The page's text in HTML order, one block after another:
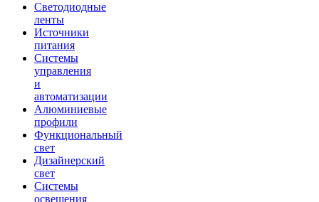
Светодиодные
ленты
Источники
питания
Системы
управления
и
автоматизации
Алюминиевые
профили
Функциональный
свет
Дизайнерский
свет
Системы
освещения